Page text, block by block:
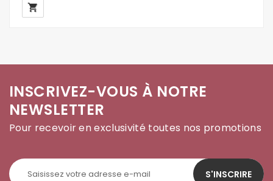
local_grocery_store
INSCRIVEZ-VOUS À NOTRE
NEWSLETTER
Pour recevoir en exclusivité toutes nos promotions
S'INSCRIRE